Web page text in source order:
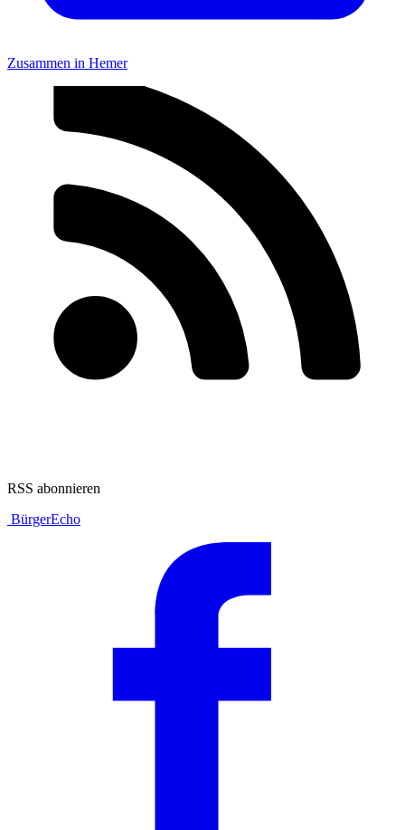
Zusammen in Hemer
RSS abonnieren
BürgerEcho